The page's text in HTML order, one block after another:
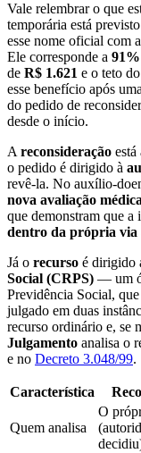
Vale relembrar o que
temporária está
esse nome oficial com a
Ele corresponde a
de R$ 1.621 e o teto
esse benefício após
do pedido de
desde o início.
Areconsideração está
o pedido é dirigido à
revê-la. No auxílio-
nova avaliação
que demonstram que a
dentro da própria
Já o recurso é dirigido
Social (CRPS) — um
Previdência Social, que
julgado em duas
recurso ordinário e, se
Julgamento analisa o
e no Decreto 3.048/99.
Característica
Quem analisa
O